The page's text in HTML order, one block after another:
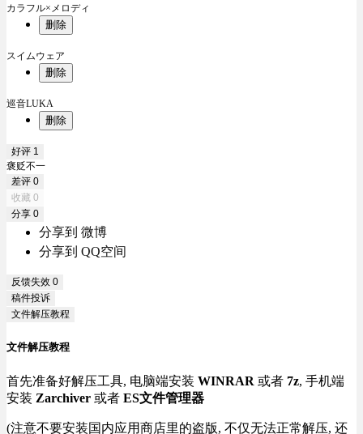
カラフル×メロディ
删除
スイムウェア
删除
巡音LUKA
删除
好评 1
褒贬不一
差评 0
收藏 0
分享 0
分享到 微博
分享到 QQ空间
反馈失效 0
稿件投诉
文件解压教程
文件解压教程
首先准备好解压工具, 电脑端安装 WINRAR 或者 7z, 手机端
安装 Zarchiver 或者 ES文件管理器
(注意不要安装国内应用商店里的盗版, 不仅无法正常解压, 还